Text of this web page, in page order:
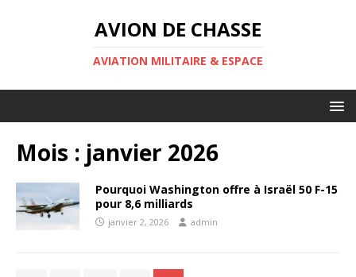
AVION DE CHASSE
AVIATION MILITAIRE & ESPACE
Mois : janvier 2026
Pourquoi Washington offre à Israël 50 F-15
pour 8,6 milliards
janvier 2, 2026 admin